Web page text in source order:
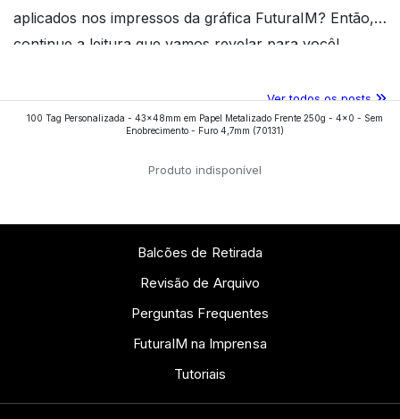
aplicados nos impressos da gráfica FuturaIM? Então,
continue a leitura que vamos revelar para você!
Ver todos os posts
100 Tag Personalizada - 43x48mm em Papel Metalizado Frente 250g - 4x0 - Sem
Enobrecimento - Furo 4,7mm (70131)
Produto indisponível
Balcões de Retirada
Revisão de Arquivo
Perguntas Frequentes
FuturaIM na Imprensa
Tutoriais